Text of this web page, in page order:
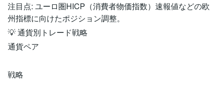
​注目点: ユーロ圏HICP（消費者物価指数）速報値などの欧
州指標に向けたポジション調整。
​💡 通貨別トレード戦略
通貨ペア
戦略